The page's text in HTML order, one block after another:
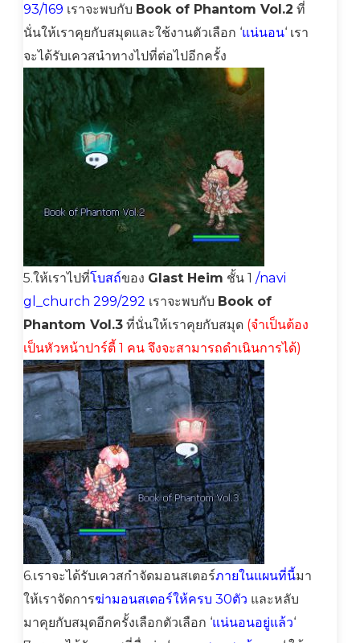
93/169 เราจะพบกับ Book of Phantom Vol.2 ที่
นั่นให้เราคุยกับสมุดและใช้งานตัวเลือก ‘แน่นอน‘ เรา
จะได้รับเควสนำทางไปที่ต่อไปอีกครั้ง
5.ให้เราไปที่โบสถ์ของ Glast Heim ชั้น 1 /navi
gl_church 299/292 เราจะพบกับ Book of
Phantom Vol.3 ที่นั่นให้เราคุยกับสมุด (จำเป็นต้อง
เป็นหัวหน้าปาร์ตี้ 1 คน จึงจะสามารถดำเนินการได้)
6.เราจะได้รับเควสกำจัดมอนสเตอร์ภายในแผนที่นี้มา
ให้เราจัดการฆ่ามอนสเตอร์ให้ครบ 30ตัว และหลับ
มาคุยกับสมุดอีกครั้งเลือกตัวเลือก ‘แน่นอนอยู่แล้ว‘